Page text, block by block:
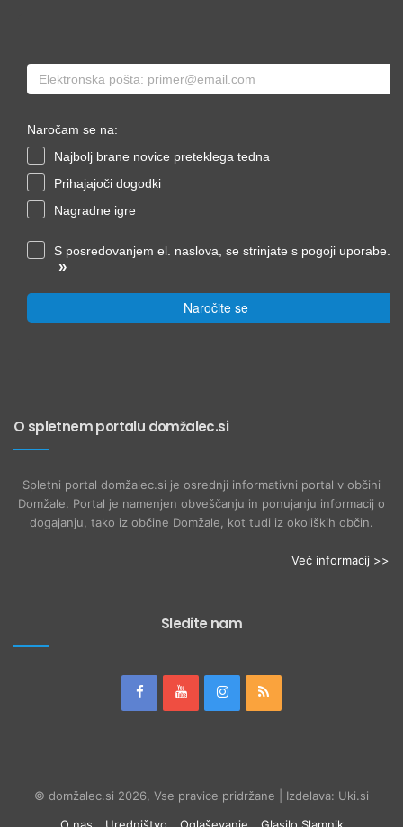
Naročam se na:
Najbolj brane novice preteklega tedna
Prihajajoči dogodki
Nagradne igre
S posredovanjem el. naslova, se strinjate s pogoji uporabe.
»
Naročite se
O spletnem portalu domžalec.si
Spletni portal domžalec.si je osrednji informativni portal v občini
Domžale. Portal je namenjen obveščanju in ponujanju informacij o
dogajanju, tako iz občine Domžale, kot tudi iz okoliških občin.
Več informacij >>
Sledite nam
© domžalec.si 2026, Vse pravice pridržane | Izdelava: Uki.si